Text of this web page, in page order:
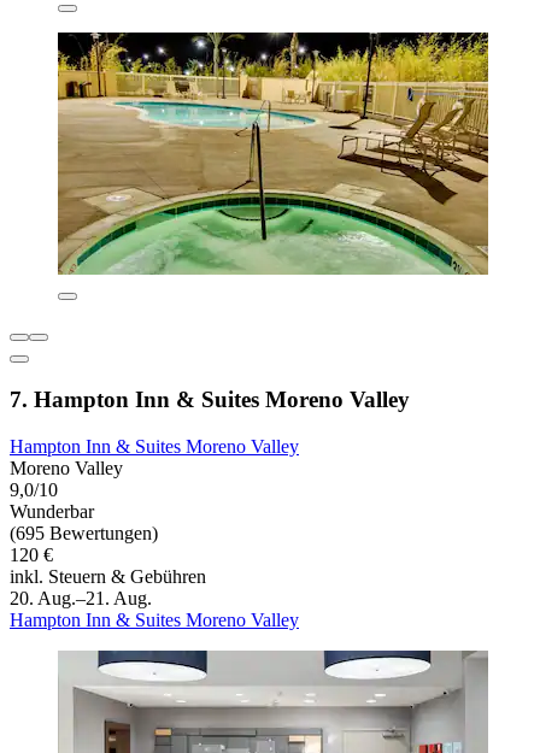
7. Hampton Inn & Suites Moreno Valley
Hampton Inn & Suites Moreno Valley
Moreno Valley
9,0/10
Wunderbar
(695 Bewertungen)
120 €
inkl. Steuern & Gebühren
20. Aug.–21. Aug.
Hampton Inn & Suites Moreno Valley